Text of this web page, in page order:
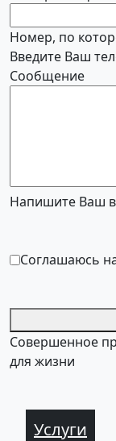
Номер, по
Введите Ваш
Сообщение
Напишите Ваш
Соглашаюсь
Совершенное
для жизни
Услуги